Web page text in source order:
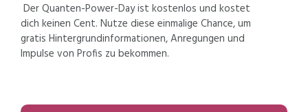
Der Quanten-Power-Day ist kostenlos und kostet
dich keinen Cent. Nutze diese einmalige Chance, um
gratis Hintergrundinformationen, Anregungen und
Impulse von Profis zu bekommen.